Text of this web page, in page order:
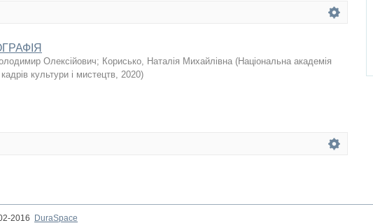
Олексійович; Корисько, Наталія Михайлівна (Національна академія
кадрів культури і мистецтв, 2020)
2016 DuraSpace